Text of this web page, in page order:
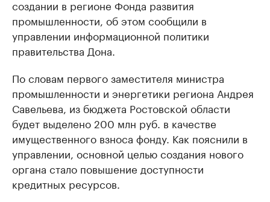
создании в регионе Фонда развития
промышленности, об этом сообщили в
управлении информационной политики
правительства Дона.
По словам первого заместителя министра
промышленности и энергетики региона Андрея
Савельева, из бюджета Ростовской области
будет выделено 200 млн руб. в качестве
имущественного взноса фонду. Как пояснили в
управлении, основной целью создания нового
органа стало повышение доступности
кредитных ресурсов.